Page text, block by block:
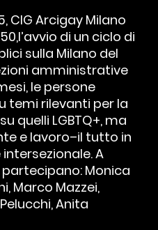
CIG Arcigay Milano
di un ciclo di
sulla Milano del
amministrative
le persone
temi rilevanti per la
quelli LGBTQ+, ma
e lavoro–il tutto in
A
Monica
Marco Mazzei,
Anita